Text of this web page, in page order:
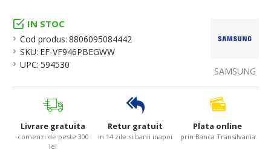
IN STOC
Cod produs: 8806095084442
SKU: EF-VF946PBEGWW
UPC: 594530
SAMSUNG
Livrare gratuita
comenzi de peste 300
lei
Retur gratuit
in 14 zile si banii inapoi
Plata online
prin Banca Transilvania